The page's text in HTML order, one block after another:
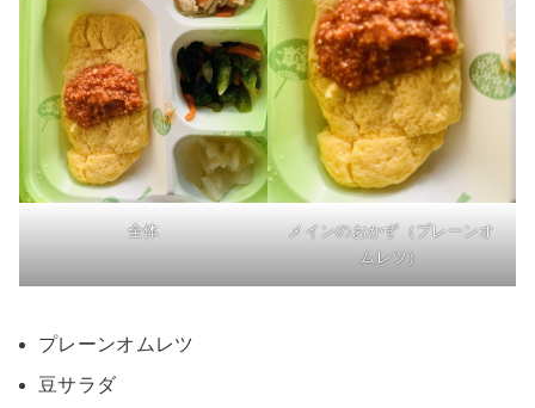
全体
メインのおかず（プレーンオ
ムレツ）
プレーンオムレツ
豆サラダ